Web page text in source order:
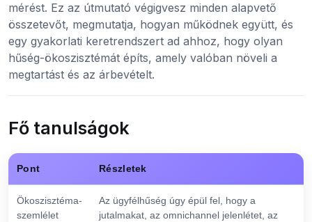
mérést. Ez az útmutató végigvesz minden alapvető
összetevőt, megmutatja, hogyan működnek együtt, és
egy gyakorlati keretrendszert ad ahhoz, hogy olyan
hűség-ökoszisztémát építs, amely valóban növeli a
megtartást és az árbevételt.
Fő tanulságok
Pont Részletek
Ökoszisztéma-
szemlélet
Az ügyfélhűség úgy épül fel, hogy a
jutalmakat, az omnichannel jelenlétet, az